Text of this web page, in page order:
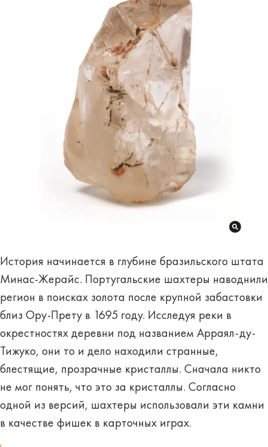
История начинается в глубине бразильского штата
Минас-Жерайс. Португальские шахтеры наводнили
регион в поисках золота после крупной забастовки
близ Ору-Прету в 1695 году. Исследуя реки в
окрестностях деревни под названием Арраял-ду-
Тижуко, они то и дело находили странные,
блестящие, прозрачные кристаллы. Сначала никто
не мог понять, что это за кристаллы. Согласно
одной из версий, шахтеры использовали эти камни
в качестве фишек в карточных играх.